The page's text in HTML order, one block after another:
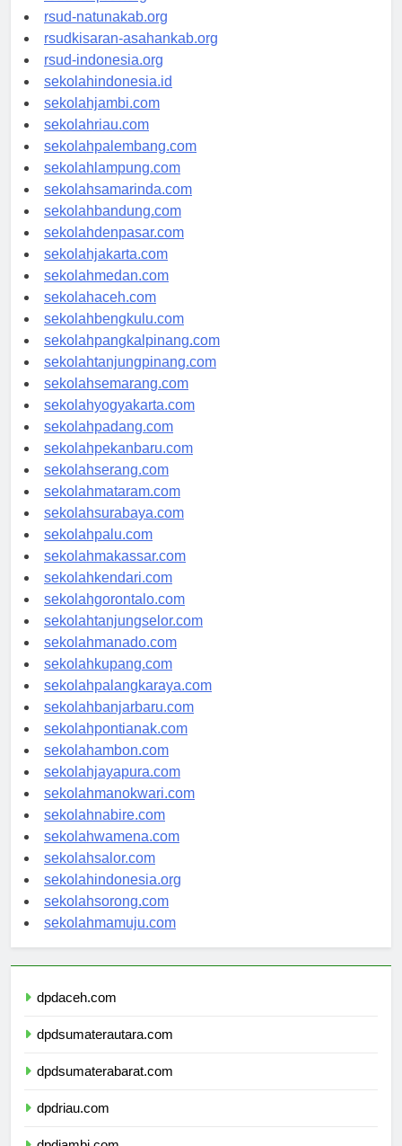
rsud-ntbprov.org
rsud-natunakab.org
rsudkisaran-asahankab.org
rsud-indonesia.org
sekolahindonesia.id
sekolahjambi.com
sekolahriau.com
sekolahpalembang.com
sekolahlampung.com
sekolahsamarinda.com
sekolahbandung.com
sekolahdenpasar.com
sekolahjakarta.com
sekolahmedan.com
sekolahaceh.com
sekolahbengkulu.com
sekolahpangkalpinang.com
sekolahtanjungpinang.com
sekolahsemarang.com
sekolahyogyakarta.com
sekolahpadang.com
sekolahpekanbaru.com
sekolahserang.com
sekolahmataram.com
sekolahsurabaya.com
sekolahpalu.com
sekolahmakassar.com
sekolahkendari.com
sekolahgorontalo.com
sekolahtanjungselor.com
sekolahmanado.com
sekolahkupang.com
sekolahpalangkaraya.com
sekolahbanjarbaru.com
sekolahpontianak.com
sekolahambon.com
sekolahjayapura.com
sekolahmanokwari.com
sekolahnabire.com
sekolahwamena.com
sekolahsalor.com
sekolahindonesia.org
sekolahsorong.com